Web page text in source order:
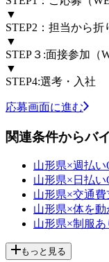
▼
STEP2：担当から折
▼
STEP３:面接参加（
▼
STEP4:選考・入社
応募画面に進む
関連条件からバ
山形県×週払い
山形県×日払い
山形県×交通費
山形県×体を動
山形県×制服あ
もっと見る